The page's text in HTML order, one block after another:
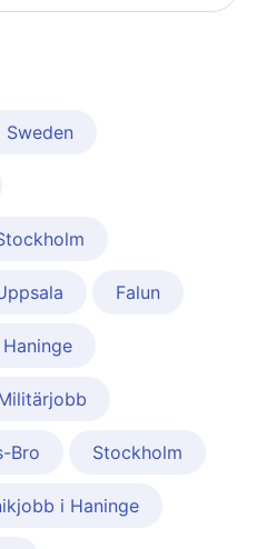
Falun
Haninge
Bro Stockholm
i Haninge